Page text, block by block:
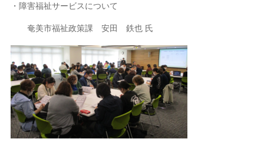
・障害福祉サービスについて
奄美市福祉政策課 安田 鉄也 氏